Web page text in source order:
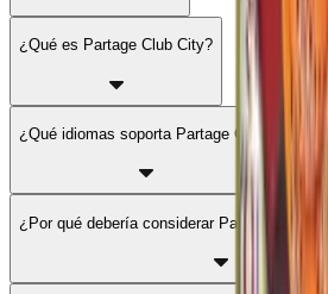
¿Qué es Partage Club City?
¿Qué idiomas soporta Partage Club?
¿Por qué debería considerar Partage Club